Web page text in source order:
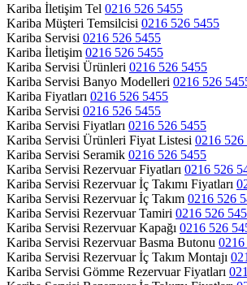
Kariba İletişim Tel 0216 526 5455
Kariba Müşteri Temsilcisi 0216 526 5455
Kariba Servisi 0216 526 5455
Kariba İletişim 0216 526 5455
Kariba Servisi Ürünleri 0216 526 5455
Kariba Servisi Banyo Modelleri 0216 526
Kariba Fiyatları 0216 526 5455
Kariba Servisi 0216 526 5455
Kariba Servisi Fiyatları 0216 526 5455
Kariba Servisi Ürünleri Fiyat Listesi 0216 526
Kariba Servisi Seramik 0216 526 5455
Kariba Servisi Rezervuar Fiyatları 0216 526
Kariba Servisi Rezervuar İç Takımı Fiyatları
Kariba Servisi Rezervuar İç Takım 0216 526
Kariba Servisi Rezervuar Tamiri 0216 526
Kariba Servisi Rezervuar Kapağı 0216 526
Kariba Servisi Rezervuar Basma Butonu
Kariba Servisi Rezervuar İç Takım Montajı
Kariba Servisi Gömme Rezervuar Fiyatları